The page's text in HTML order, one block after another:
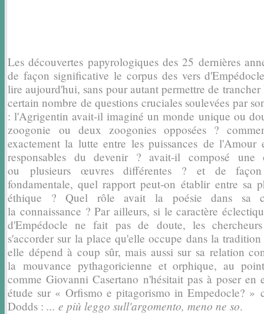
Les découvertes papyrologiques des 25 dernières
de façon significative lecorpus des vers
lire aujourd'hui, sans pour autant permettre de
certain nombre de questions cruciales soulevées par
: l'Agrigentin avait-il imaginé un monde unique ou
zoogonie ou deux zoogonies opposées ?
exactement la lutte entre les puissances de l'Amour
responsables du devenir ? avait-il composé une
ou plusieurs œuvres différentes ? et de
fondamentale, quel rapport peut-onétablir entre sa
éthique ? Quel rôle avait la poésie dans sa
laconnaissance ? Par ailleurs, si le caractère
d'Empédocle ne fait pas de doute, les
s'accorder sur la place qu'elle occupe dans la
elle dépend à coup sûr, mais aussi sur sa relation
la mouvance pythagoricienne et orphique, au
comme Giovanni Casertano n'hésitait pas à poser en
étude sur « Orfismo e pitagorismo in Empedocle? »
Dodds : ... e più leggo sull'argomento, meno ne so.